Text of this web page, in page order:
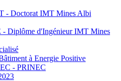
- Doctorat IMT Mines Albi
- Diplôme d'Ingénieur IMT Mines
à Energie Positive
- PRINEC